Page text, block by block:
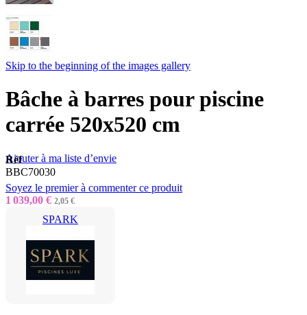
Skip to the beginning of the images gallery
Bâche à barres pour piscine
carrée 520x520 cm
Ajouter à ma liste d’envie
Réf
BBC70030
Soyez le premier à commenter ce produit
1 039,00 € 2,05 €
SPARK